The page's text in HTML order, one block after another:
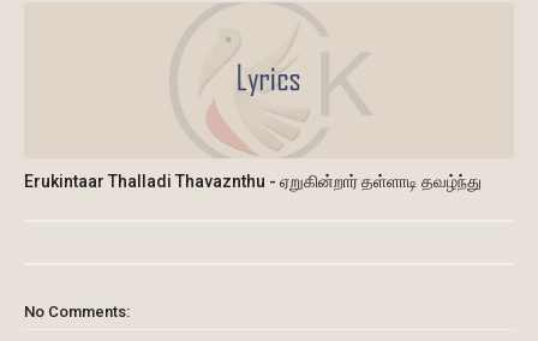
Erukintaar Thalladi Thavaznthu - ஏறுகின்றார் தள்ளாடி தவழ்ந்து
No Comments: